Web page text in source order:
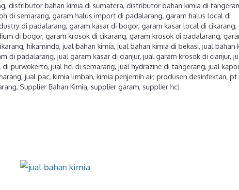
, distributor bahan kimia di sumatera, distributor bahan kimia di
di semarang, garam halus import di padalarang, garam halus local di
di padalarang, garam kasar di bogor, garam kasar local di cikarang,
di bogor, garam krosok di cikarang, garam krosok di padalarang,
, hikamindo, jual bahan kimia, jual bahan kimia di bekasi, jual bahan
di padalarang, jual garam kasar di cianjur, jual garam krosok di cianjur,
di purwokerto, jual hcl di semarang, jual hydrazine di tangerang, jual
, jual pac, kimia limbah, kimia penjernih air, produsen desinfektan, pt
, Supplier Bahan Kimia, supplier garam, supplier hcl